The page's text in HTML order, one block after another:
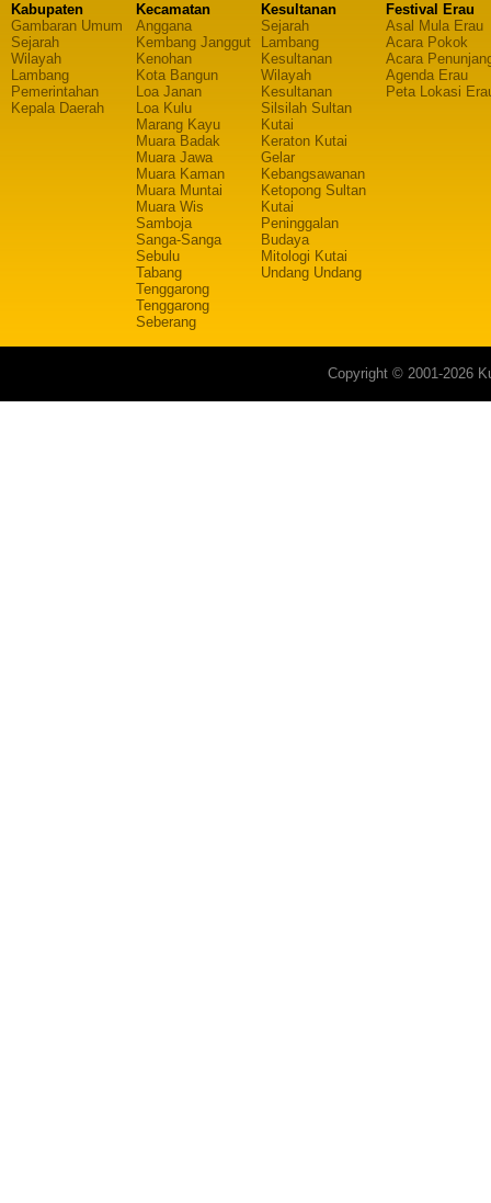
Kabupaten
Gambaran Umum
Sejarah
Wilayah
Lambang
Pemerintahan
Kepala Daerah
Kecamatan
Anggana
Kembang Janggut
Kenohan
Kota Bangun
Loa Janan
Loa Kulu
Marang Kayu
Muara Badak
Muara Jawa
Muara Kaman
Muara Muntai
Muara Wis
Samboja
Sanga-Sanga
Sebulu
Tabang
Tenggarong
Tenggarong
Seberang
Kesultanan
Sejarah
Lambang
Kesultanan
Wilayah
Kesultanan
Silsilah Sultan
Kutai
Keraton Kutai
Gelar
Kebangsawanan
Ketopong Sultan
Kutai
Peninggalan
Budaya
Mitologi Kutai
Undang Undang
Festival Erau
Asal Mula Erau
Acara Pokok
Acara
Agenda Erau
Peta Lokasi
Copyright © 2001-2026